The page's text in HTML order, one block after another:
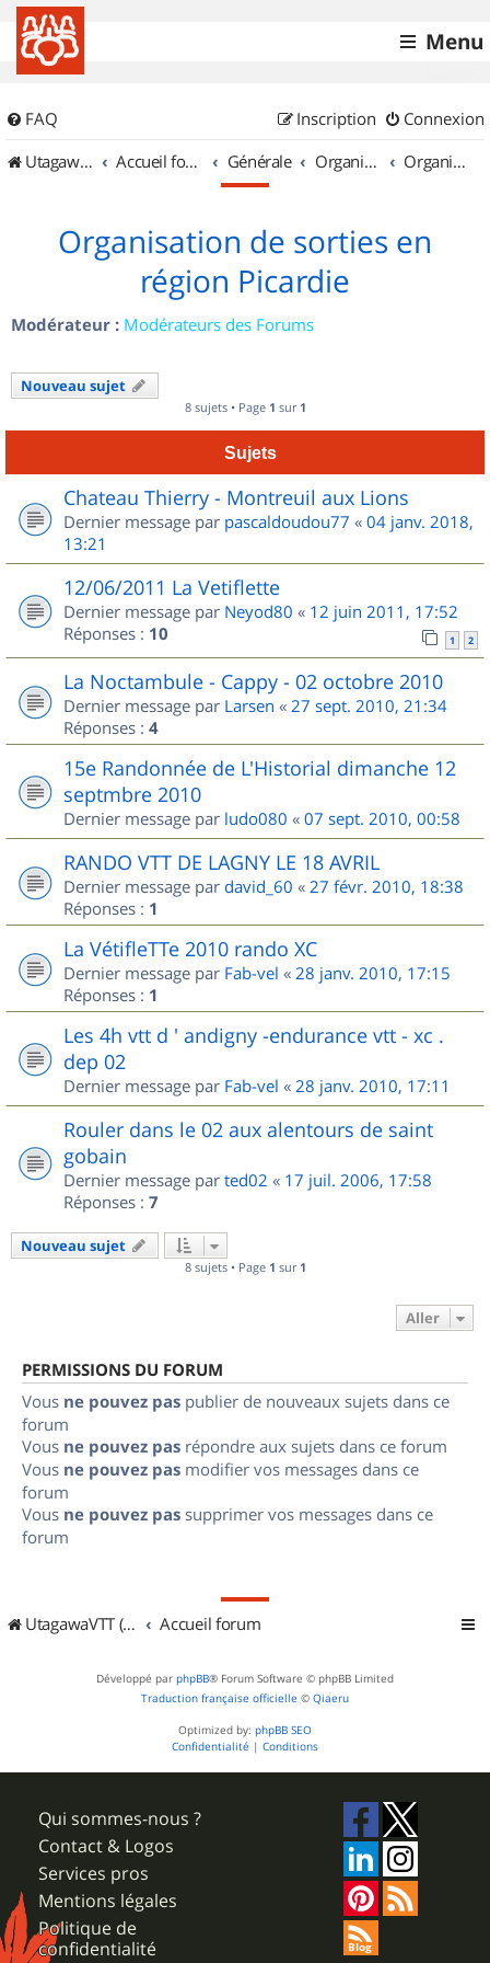
Menu
FAQ Connexion
Inscription
UtagawaVTT (Randos VTT et VTTAE avec traces GPS)
Accueil forum Générale Organisation de sorties & Recherche de partenaires Organisation de sorties en région Picardie
Organisation de sorties en
région Picardie
Modérateur : Modérateurs des Forums
Nouveau sujet
8 sujets • Page 1 sur 1
Sujets
Chateau Thierry - Montreuil aux Lions
Dernier message par pascaldoudou77 « 04 janv. 2018,
13:21
12/06/2011 La Vetiflette
Dernier message par Neyod80 « 12 juin 2011, 17:52
Réponses : 10 1 2
La Noctambule - Cappy - 02 octobre 2010
Dernier message par Larsen « 27 sept. 2010, 21:34
Réponses : 4
15e Randonnée de L'Historial dimanche 12
septmbre 2010
Dernier message par ludo080 « 07 sept. 2010, 00:58
RANDO VTT DE LAGNY LE 18 AVRIL
Dernier message par david_60 « 27 févr. 2010, 18:38
Réponses : 1
La VétifleTTe 2010 rando XC
Dernier message par Fab-vel « 28 janv. 2010, 17:15
Réponses : 1
Les 4h vtt d ' andigny -endurance vtt - xc .
dep 02
Dernier message par Fab-vel « 28 janv. 2010, 17:11
Rouler dans le 02 aux alentours de saint
gobain
Dernier message par ted02 « 17 juil. 2006, 17:58
Réponses : 7
Nouveau sujet
8 sujets • Page 1 sur 1
Aller
PERMISSIONS DU FORUM
Vous ne pouvez pas publier de nouveaux sujets dans ce
forum
Vous ne pouvez pas répondre aux sujets dans ce forum
Vous ne pouvez pas modifier vos messages dans ce
forum
Vous ne pouvez pas supprimer vos messages dans ce
forum
UtagawaVTT (Randos VTT et VTTAE avec traces GPS) Accueil forum
Développé par phpBB® Forum Software © phpBB Limited
Traduction française officielle © Qiaeru
Optimized by: phpBB SEO
Confidentialité | Conditions
Qui sommes-nous ?
Contact & Logos
Services pros
Mentions légales
Politique de
confidentialité